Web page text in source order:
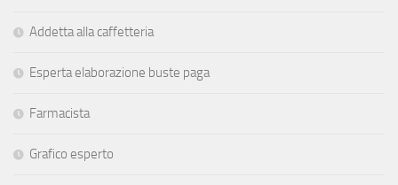
Addetta alla caffetteria
Esperta elaborazione buste paga
Farmacista
Grafico esperto